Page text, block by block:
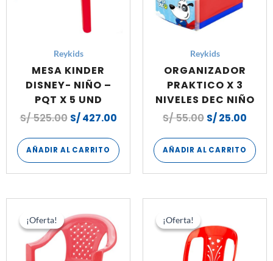
Reykids
MESA KINDER
DISNEY- NIÑO –
PQT X 5 UND
S/525.00 S/427.00
AÑADIR AL CARRITO
Reykids
ORGANIZADOR
PRAKTICO X 3
NIVELES DEC NIÑO
S/55.00 S/25.00
AÑADIR AL CARRITO
¡Oferta!
¡Oferta!
precio
original
era:
S/ 288.00.
actual
es:
¡Oferta!
¡Oferta!
original
era:
S/ 396.00.